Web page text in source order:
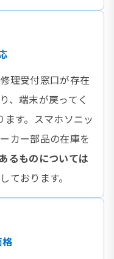
理受付窓口が存在
、端末が戻ってく
す。スマホソニッ
カー部品の在庫を
るものについては
ております。